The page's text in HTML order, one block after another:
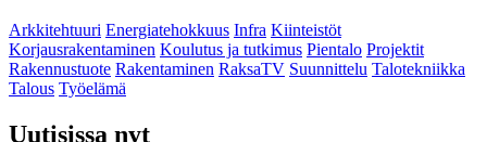
Arkkitehtuuri Energiatehokkuus Infra Kiinteistöt
Korjausrakentaminen Koulutus ja tutkimus Pientalo Projektit
Rakennustuote Rakentaminen RaksaTV Suunnittelu Talotekniikka
Talous Työelämä
Uutisissa nyt